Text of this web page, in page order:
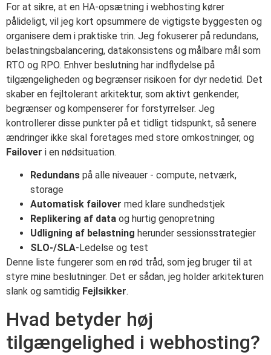
For at sikre, at en HA-opsætning i webhosting kører
pålideligt, vil jeg kort opsummere de vigtigste byggesten og
organisere dem i praktiske trin. Jeg fokuserer på redundans,
belastningsbalancering, datakonsistens og målbare mål som
RTO og RPO. Enhver beslutning har indflydelse på
tilgængeligheden og begrænser risikoen for dyr nedetid. Det
skaber en fejltolerant arkitektur, som aktivt genkender,
begrænser og kompenserer for forstyrrelser. Jeg
kontrollerer disse punkter på et tidligt tidspunkt, så senere
ændringer ikke skal foretages med store omkostninger, og
Failover i en nødsituation.
Redundans på alle niveauer - compute, netværk,
storage
Automatisk failover med klare sundhedstjek
Replikering af data og hurtig genopretning
Udligning af belastning herunder sessionsstrategier
SLO-/SLA-Ledelse og test
Denne liste fungerer som en rød tråd, som jeg bruger til at
styre mine beslutninger. Det er sådan, jeg holder arkitekturen
slank og samtidig Fejlsikker.
Hvad betyder høj
tilgængelighed i webhosting?